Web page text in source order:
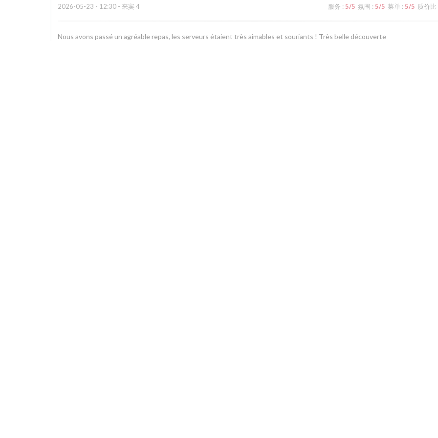
2026-05-23 - 12:30 - 来宾 4 服务 : 5/5 氛围 : 5/5 菜单 : 5/5 质价比
Nous avons passé un agréable repas, les serveurs étaient très aimables et souriants ! Très belle découverte